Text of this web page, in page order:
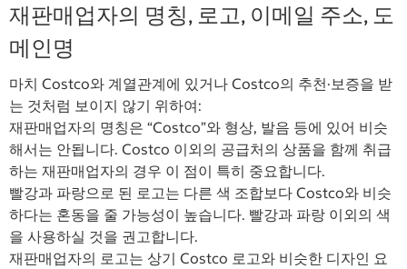
재판매업자의 명칭, 로고, 이메일 주소, 도
메인명
마치 Costco와 계열관계에 있거나 Costco의 추천·보증을 받
는 것처럼 보이지 않기 위하여:
재판매업자의 명칭은 “Costco”와 형상, 발음 등에 있어 비슷
해서는 안됩니다. Costco 이외의 공급처의 상품을 함께 취급
하는 재판매업자의 경우 이 점이 특히 중요합니다.
빨강과 파랑으로 된 로고는 다른 색 조합보다 Costco와 비슷
하다는 혼동을 줄 가능성이 높습니다. 빨강과 파랑 이외의 색
을 사용하실 것을 권고합니다.
재판매업자의 로고는 상기 Costco 로고와 비슷한 디자인 요